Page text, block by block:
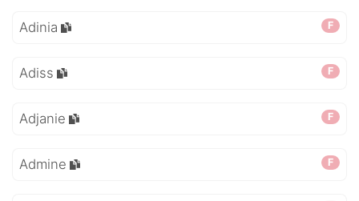
F
Adinia
F
Adiss
F
Adjanie
F
Admine